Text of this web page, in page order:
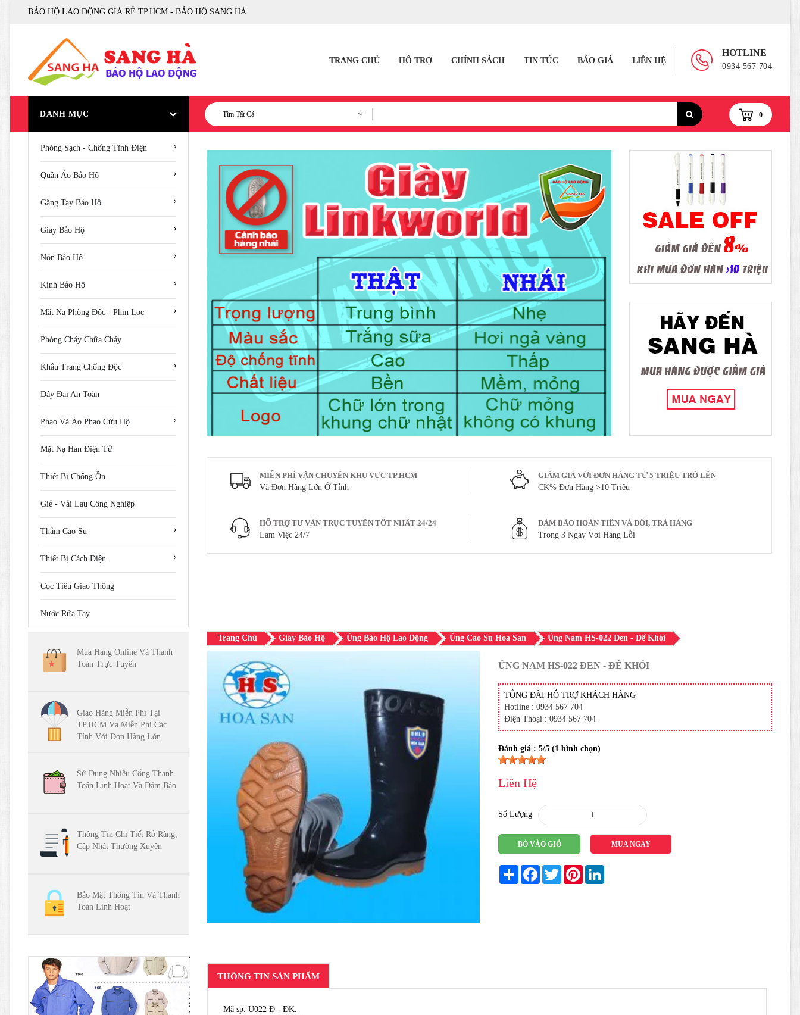
BẢO HỘ LAO ĐỘNG GIÁ RẺ TP.HCM - BẢO HỘ SANG HÀ
HOTLINE
0934 567 704
TRANG CHỦ HỖ TRỢ CHÍNH SÁCH TIN TỨC BÁO GIÁ LIÊN HỆ
DANH MỤC Tìm Tất Cả 0
Phòng Sạch - Chống Tĩnh Điện
Quần Áo Bảo Hộ
Găng Tay Bảo Hộ
Giày Bảo Hộ
Nón Bảo Hộ
Kính Bảo Hộ
Mặt Nạ Phòng Độc - Phin Lọc
Phòng Cháy Chữa Cháy
Khẩu Trang Chống Độc
Dây Đai An Toàn
Phao Và Áo Phao Cứu Hộ
Mặt Nạ Hàn Điện Tử
Thiết Bị Chống Ồn
Giẻ - Vải Lau Công Nghiệp
Thảm Cao Su
Thiết Bị Cách Điện
Cọc Tiêu Giao Thông
Nước Rửa Tay
MIỄN PHÍ VẬN CHUYỂN KHU VỰC TP.HCM
Và Đơn Hàng Lớn Ở Tỉnh
GIẢM GIÁ VỚI ĐƠN HÀNG TỪ 5 TRIỆU TRỞ LÊN
CK% Đơn Hàng >10 Triệu
HỖ TRỢ TƯ VẤN TRỰC TUYẾN TỐT NHẤT 24/24
Làm Việc 24/7
ĐẢM BẢO HOÀN TIỀN VÀ ĐỔI, TRẢ HÀNG
Trong 3 Ngày Với Hàng Lỗi
Mua Hàng Online Và Thanh
Toán Trực Tuyến
Giao Hàng Miễn Phí Tại
TP.HCM Và Miễn Phí Các
Tỉnh Với Đơn Hàng Lớn
Sử Dụng Nhiều Cổng Thanh
Toán Linh Hoạt Và Đảm Bảo
Thông Tin Chi Tiết Rỏ Ràng,
Cập Nhật Thường Xuyên
Bảo Mật Thông Tin Và Thanh
Toán Linh Hoạt
Trang Chủ Giày Bảo Hộ Ủng Bảo Hộ Lao Động Ủng Cao Su Hoa San Ủng Nam HS-022 Đen - Đế Khói
ỦNG NAM HS-022 ĐEN - ĐẾ KHÓI
TỔNG ĐÀI HỖ TRỢ KHÁCH HÀNG
Hotline : 0934 567 704
Điện Thoại : 0934 567 704
Đánh giá : 5/5 (1 bình chọn)
Liên Hệ
Số Lượng
BỎ VÀO GIỎ MUA NGAY
Share FacebookTwitterPinterest
THÔNG TIN SẢN PHẨM
Mã sp: U022 Đ - ĐK.